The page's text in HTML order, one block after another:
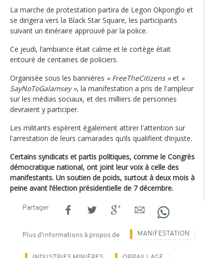
La marche de protestation partira de Legon Okponglo et
se dirigera vers la Black Star Square, les participants
suivant un itinéraire approuvé par la police.
Ce jeudi, l’ambiance était calme et le cortège était
entouré de centaines de policiers.
Organisée sous les bannières « FreeTheCitizens »et «
SayNoToGalamsey », la manifestation a pris de l'ampleur
sur les médias sociaux, et des milliers de personnes
devraient y participer.
Les militants espèrent également attirer l'attention sur
l'arrestation de leurs camarades qu’ils qualifient d’injuste.
Certains syndicats et partis politiques, comme le Congrès
démocratique national, ont joint leur voix à celle des
manifestants. Un soutien de poids, surtout à deux mois à
peine avant l’élection présidentielle de 7 décembre.
Partager
Plus d'informations à propos de MANIFESTATION